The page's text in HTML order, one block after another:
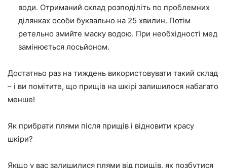
води. Отриманий склад розподіліть по проблемних
ділянках особи буквально на 25 хвилин. Потім
ретельно змийте маску водою. При необхідності мед
замінюється лосьйоном.
Достатньо раз на тиждень використовувати такий склад
– і ви помітите, що прищів на шкірі залишилося набагато
менше!
Як прибрати плями після прищів і відновити красу
шкіри?
Якщо у вас залишилися плями від прищів, як позбутися